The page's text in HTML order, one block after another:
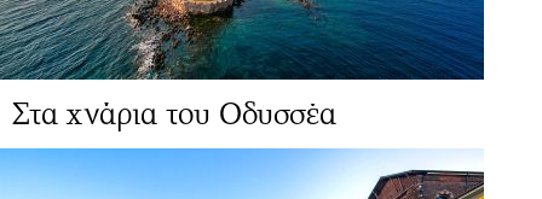
Στα χνάρια του Οδυσσέα